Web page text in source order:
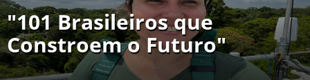
"101 Brasileiros que
Constroem o Futuro"